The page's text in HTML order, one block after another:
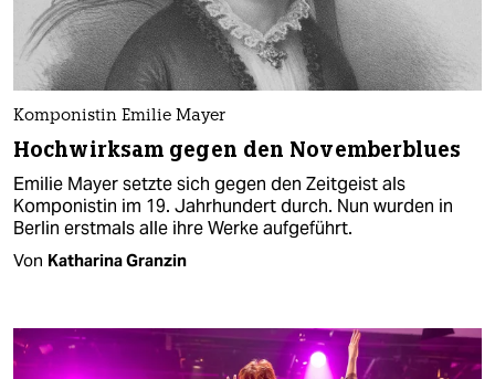
Komponistin Emilie Mayer
Hochwirksam gegen den Novemberblues
Emilie Mayer setzte sich gegen den Zeitgeist als
Komponistin im 19. Jahrhundert durch. Nun wurden in
Berlin erstmals alle ihre Werke aufgeführt.
Von Katharina Granzin